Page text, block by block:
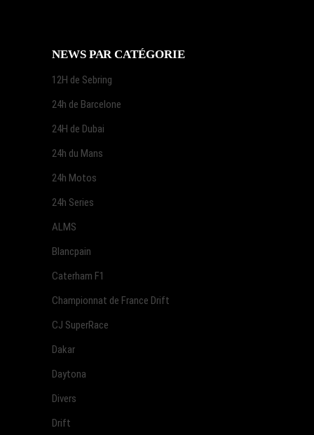
NEWS PAR CATÉGORIE
12H de Sebring
24h de Barcelone
24H de Dubai
24h du Mans
24h Motos
24h Series
ALMS
Blancpain
Caterham F1
Championnat de France Drift
CJ SuperRace
Dakar
Daytona
Divers
Drift